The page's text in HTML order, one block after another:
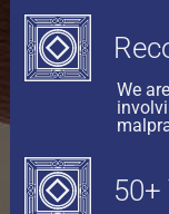
We
50+